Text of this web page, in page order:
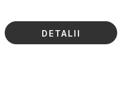
DETALII